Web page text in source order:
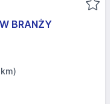
BRANŻY